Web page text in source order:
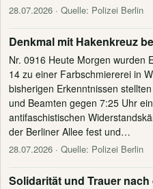
28.07.2026 · Quelle: Polizei Berlin
Denkmal mit Hakenkreuz
Nr. 0916 Heute Morgen wurden
14 zu einer Farbschmiererei in
bisherigen Erkenntnissen
und Beamten gegen 7:25 Uhr
antifaschistischen
der Berliner Allee fest und…
28.07.2026 · Quelle: Polizei Berlin
Solidarität und Trauer